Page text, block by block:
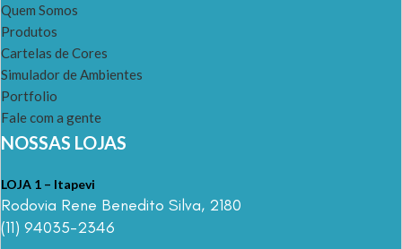
Quem Somos
Produtos
Cartelas de Cores
Simulador de Ambientes
Portfolio
Fale com a gente
NOSSAS LOJAS
LOJA 1 – Itapevi
Rodovia Rene Benedito Silva, 2180
(11) 94035-2346